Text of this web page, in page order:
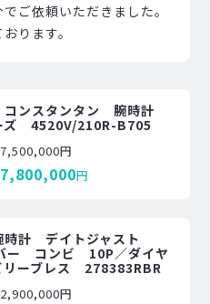
ご依頼いただきました。
ります。
コンスタンタン 腕時計
ズ 4520V/210R-B705
7,500,000円
7,800,000円
計 デイトジャスト
コンビ 10P／ダイヤ
ーブレス 278383RBR
2,900,000円